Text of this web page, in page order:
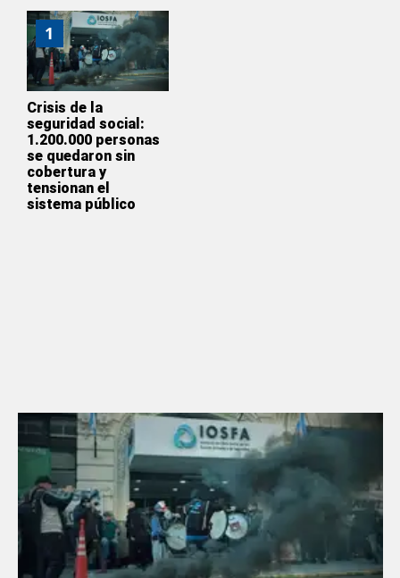
1
Crisis de la
seguridad social:
1.200.000 personas
se quedaron sin
cobertura y
tensionan el
sistema público